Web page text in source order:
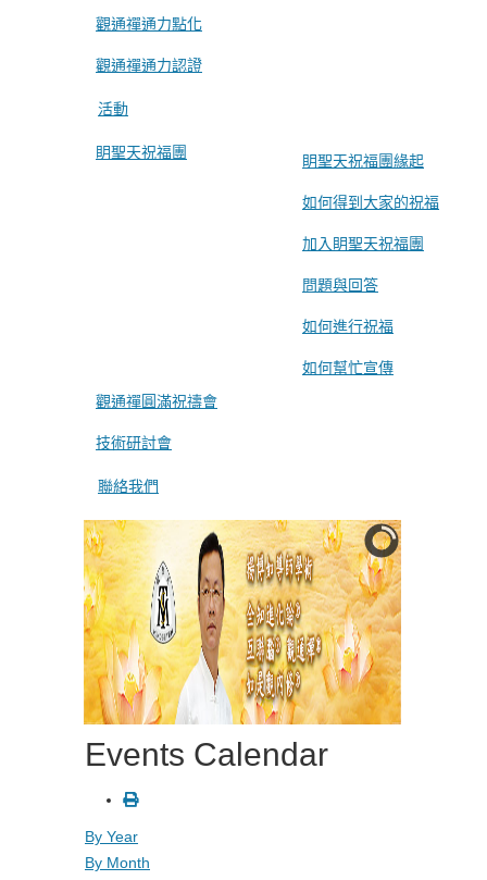
觀通禪通力點化
觀通禪通力認證
活動
眀聖天祝福團 眀聖天祝福團緣起
如何得到大家的祝福
加入眀聖天祝福團
問題與回答
如何進行祝福
如何幫忙宣傳
觀通禪圓滿祝禱會
技術研討會
聯絡我們
Events Calendar
By Year
By Month